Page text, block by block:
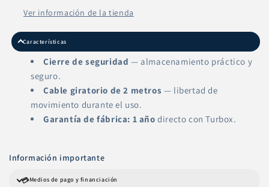
Ver información de la tienda
Características
Cierre de seguridad — almacenamiento práctico y
seguro.
Cable giratorio de 2 metros — libertad de
movimiento durante el uso.
Garantía de fábrica: 1 año directo con Turbox.
Información importante
💳Medios de pago y financiación